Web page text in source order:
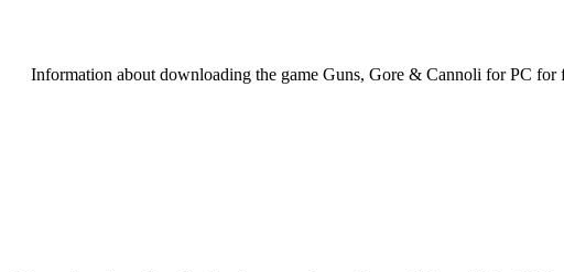
Information about downloading the game Guns, Gore & Cannoli for PC for